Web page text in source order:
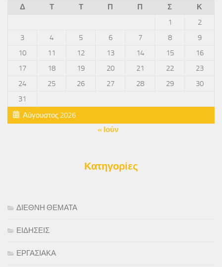
Αύγουστος 2026
Δ Τ Τ Π Π Σ
Κ
1
2
3
4 5 6 7 8
9
10
11 12 13 14 15
16
17
18 19 20 21 22
23
24
25 26 27 28 29
30
31
« Ιούν
Κατηγορίες
ΔΙΕΘΝΗ ΘΕΜΑΤΑ
ΕΙΔΗΣΕΙΣ
ΕΡΓΑΣΙΑΚΑ